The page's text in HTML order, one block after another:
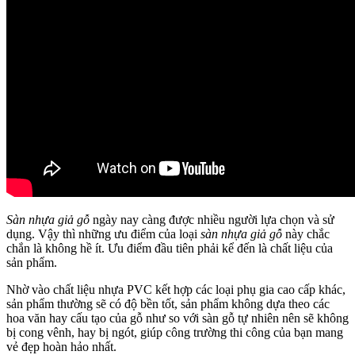
Sàn nhựa giả gỗ ngày nay càng được nhiều người lựa chọn và sử
dụng. Vậy thì những ưu điểm của loại sàn nhựa giả gỗ này chắc
chắn là không hề ít. Ưu điểm đầu tiên phải kể đến là chất liệu của
sản phẩm.
Nhờ vào chất liệu nhựa PVC kết hợp các loại phụ gia cao cấp khác,
sản phẩm thường sẽ có độ bền tốt, sản phẩm không dựa theo các
hoa văn hay cấu tạo của gỗ như so với sàn gỗ tự nhiên nên sẽ không
bị cong vênh, hay bị ngót, giúp công trường thi công của bạn mang
vẻ đẹp hoàn hảo nhất.